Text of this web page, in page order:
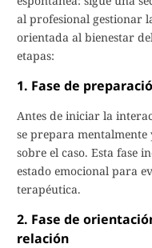
al profesional gestionar
orientada al bienestar
etapas:
1. Fase de
Antes de iniciar la
se prepara
sobre el caso. Esta fase
estado emocional para
terapéutica.
2. Fase de
relación